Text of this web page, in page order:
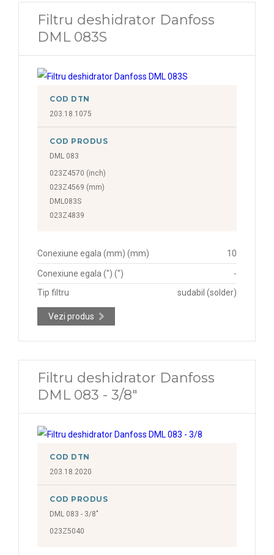
Filtru deshidrator Danfoss
DML 083S
COD DTN
203.18.1075
COD PRODUS
DML 083
023Z4570 (inch)
023Z4569 (mm)
DML083S
023Z4839
Conexiune egala (mm) (mm) 10
Conexiune egala (") (")
-
Tip filtru
sudabil (solder)
Vezi produs
Filtru deshidrator Danfoss
DML 083 - 3/8"
COD DTN
203.18.2020
COD PRODUS
DML 083 - 3/8"
023Z5040